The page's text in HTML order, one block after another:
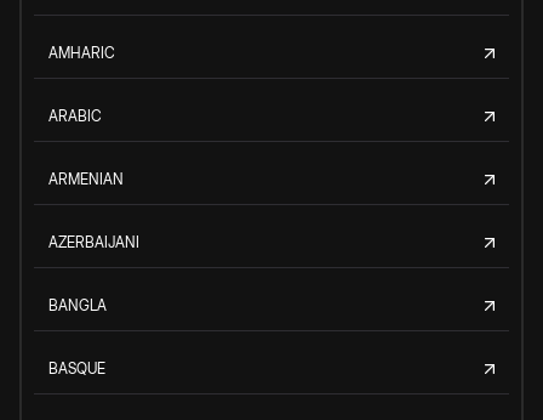
AMHARIC
ARABIC
ARMENIAN
AZERBAIJANI
BANGLA
BASQUE